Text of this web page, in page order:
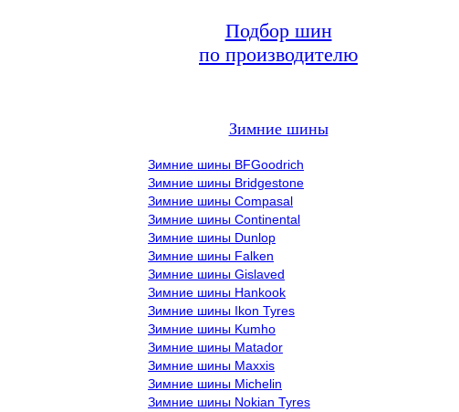
Подбор шин
по производителю
Зимние шины
Зимние шины BFGoodrich
Зимние шины Bridgestone
Зимние шины Compasal
Зимние шины Continental
Зимние шины Dunlop
Зимние шины Falken
Зимние шины Gislaved
Зимние шины Hankook
Зимние шины Ikon Tyres
Зимние шины Kumho
Зимние шины Matador
Зимние шины Maxxis
Зимние шины Michelin
Зимние шины Nokian Tyres